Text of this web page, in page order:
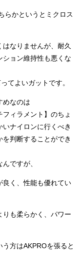
らかというとミクロス
なりませんが、耐久
ション維持性も悪くな
てよいガットです。
めなのは
ィラメント】のちょ
ナイロンに行くべき
判断することができ
ですが、
良く、性能も優れてい
りも柔らかく、パワー
方はAKPROを張ると